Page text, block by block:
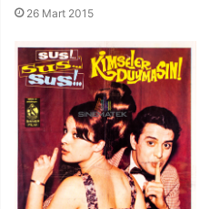
26 Mart 2015